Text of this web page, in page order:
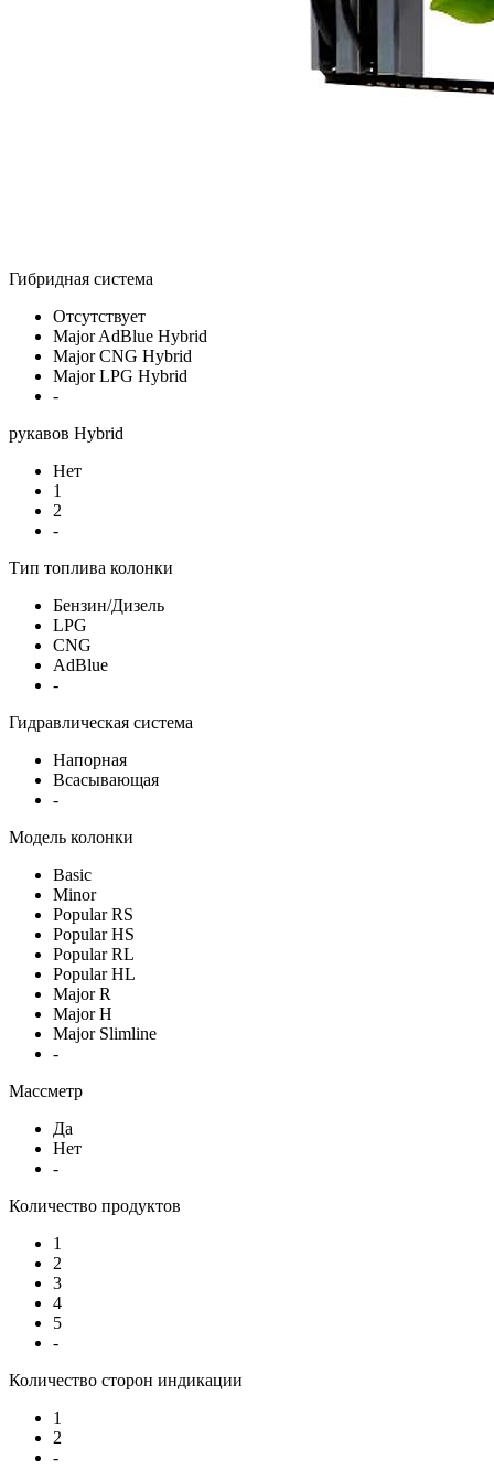
Гибридная система
Отсутствует
Major AdBlue Hybrid
Major CNG Hybrid
Major LPG Hybrid
-
рукавов Hybrid
Нет
1
2
-
Тип топлива колонки
Бензин/Дизель
LPG
CNG
AdBlue
-
Гидравлическая система
Напорная
Всасывающая
-
Модель колонки
Basic
Minor
Popular RS
Popular HS
Popular RL
Popular HL
Major R
Major H
Major Slimline
-
Массметр
Да
Нет
-
Количество продуктов
1
2
3
4
5
-
Количество сторон индикации
1
2
-